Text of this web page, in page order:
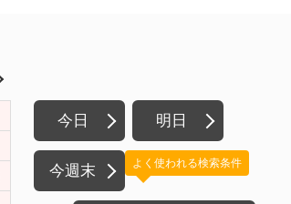
今日 明日
今週末 よく使われる検索条件